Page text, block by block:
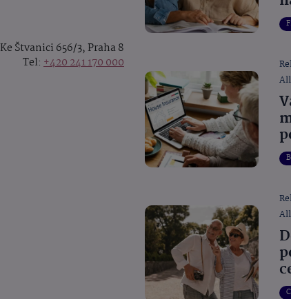
Ke Štvanici 656/3, Praha 8
Tel: +420 241 170 000